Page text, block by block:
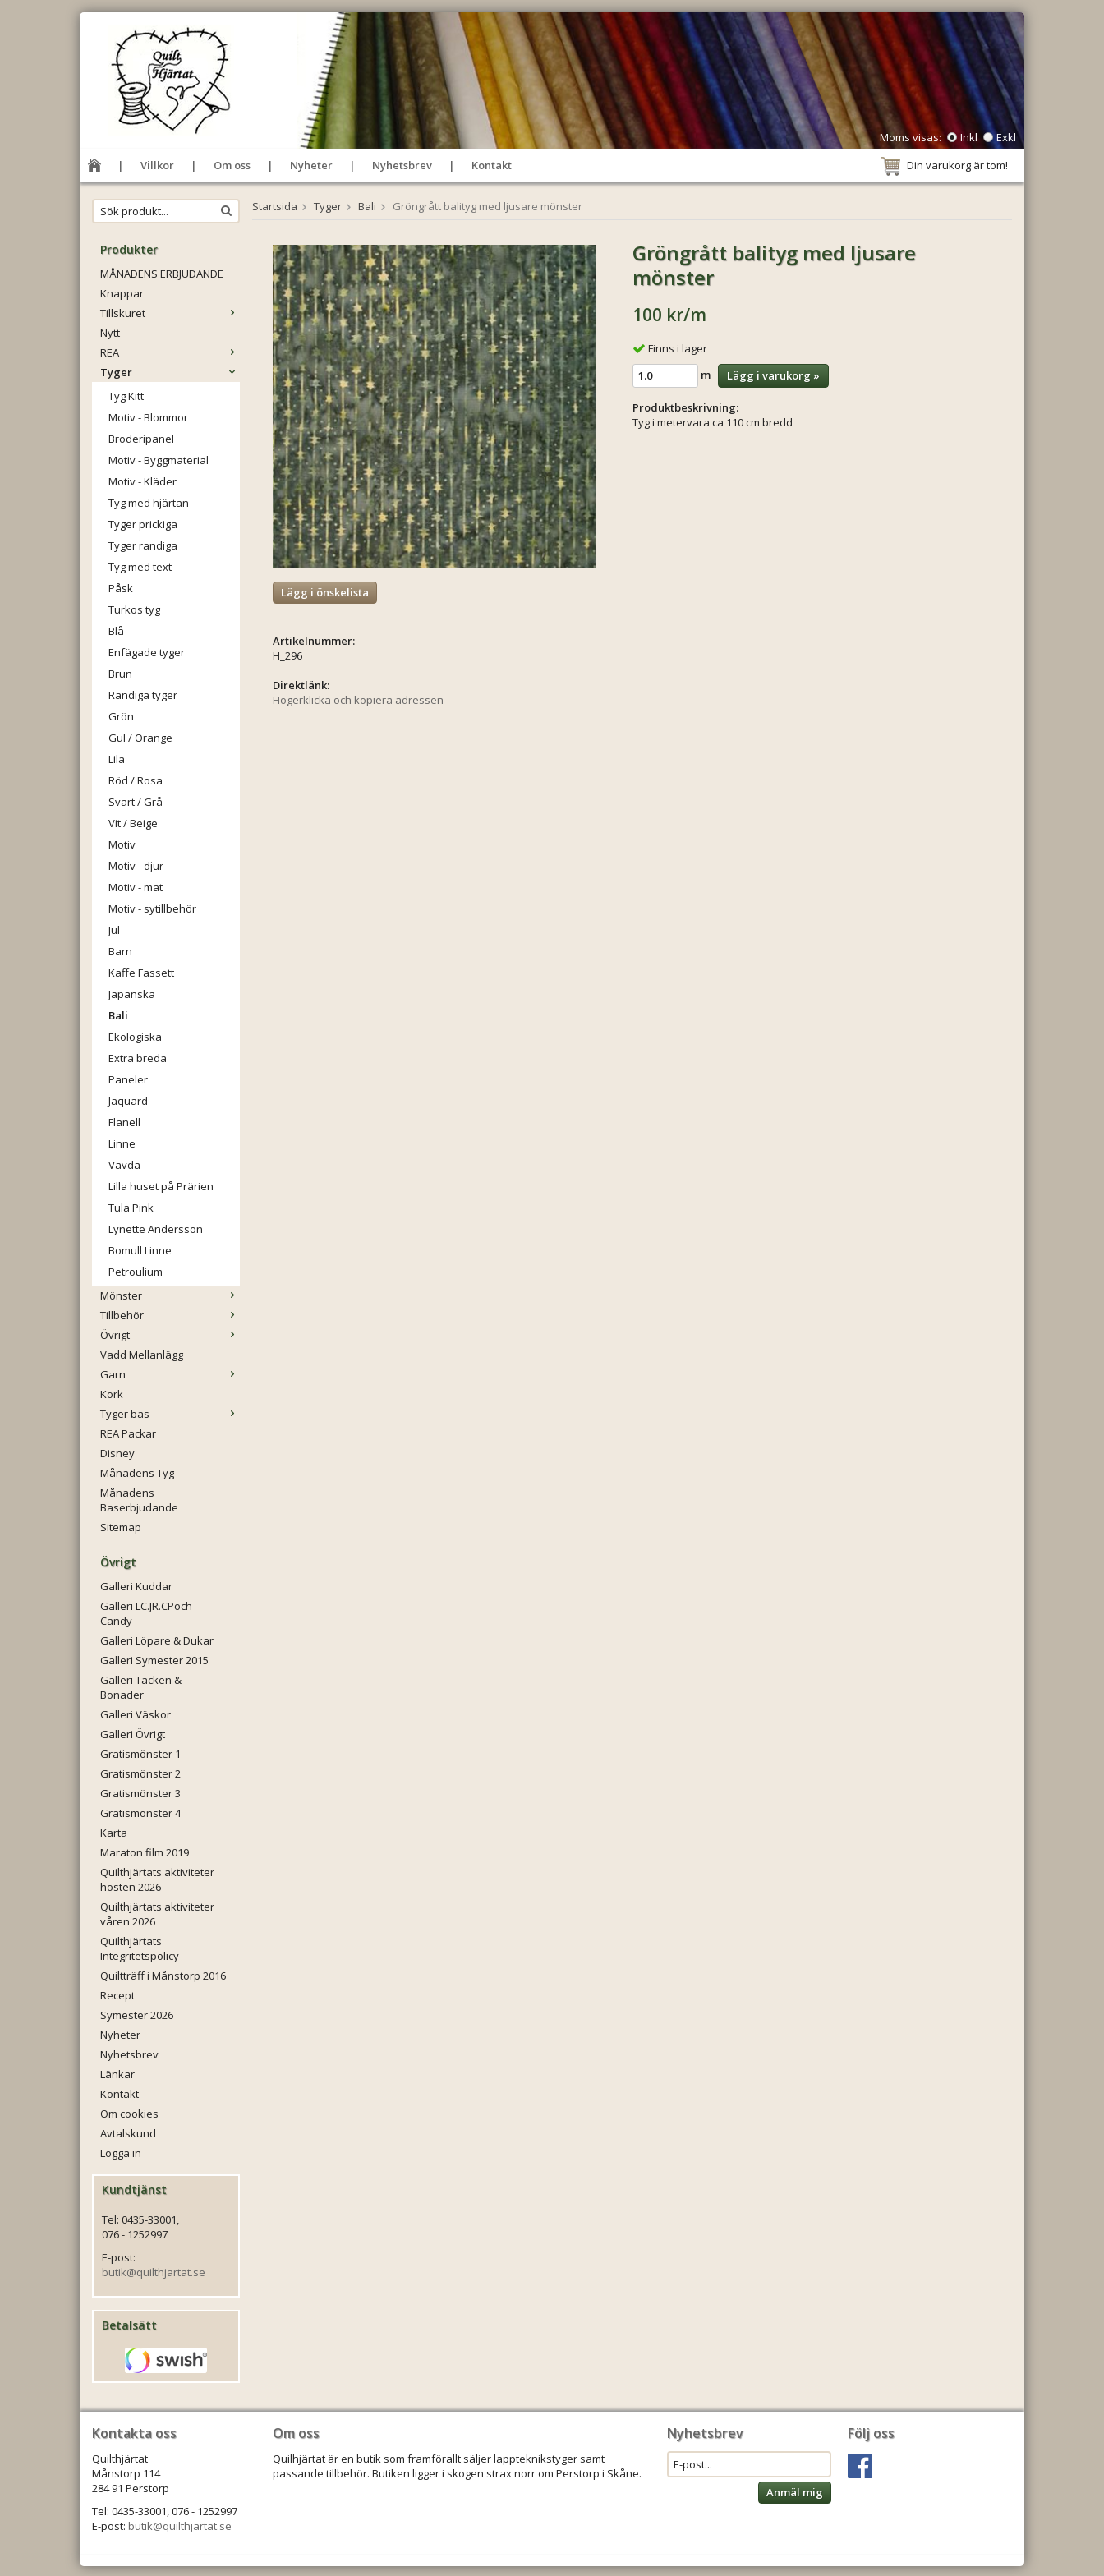
Moms visas: Inkl
Exkl
Villkor
Om oss Nyheter Nyhetsbrev Kontakt Din varukorg är tom!
Produkter
MÅNADENS ERBJUDANDE
Knappar
Tillskuret
Nytt
REA
Tyger
Tyg Kitt
Motiv - Blommor
Broderipanel
Motiv - Byggmaterial
Motiv - Kläder
Tyg med hjärtan
Tyger prickiga
Tyger randiga
Tyg med text
Påsk
Turkos tyg
Blå
Enfägade tyger
Brun
Randiga tyger
Grön
Gul / Orange
Lila
Röd / Rosa
Svart / Grå
Vit / Beige
Motiv
Motiv - djur
Motiv - mat
Motiv - sytillbehör
Jul
Barn
Kaffe Fassett
Japanska
Bali
Ekologiska
Extra breda
Paneler
Jaquard
Flanell
Linne
Vävda
Lilla huset på Prärien
Tula Pink
Lynette Andersson
Bomull Linne
Petroulium
Mönster
Tillbehör
Övrigt
Vadd Mellanlägg
Garn
Kork
Tyger bas
REA Packar
Disney
Månadens Tyg
Månadens
Baserbjudande
Sitemap
Övrigt
Galleri Kuddar
Galleri LC.JR.CPoch
Candy
Galleri Löpare & Dukar
Galleri Symester 2015
Galleri Täcken &
Bonader
Galleri Väskor
Galleri Övrigt
Gratismönster 1
Gratismönster 2
Gratismönster 3
Gratismönster 4
Karta
Maraton film 2019
Quilthjärtats aktiviteter
hösten 2026
Quilthjärtats aktiviteter
våren 2026
Quilthjärtats
Integritetspolicy
Quiltträff i Månstorp 2016
Recept
Symester 2026
Nyheter
Nyhetsbrev
Länkar
Kontakt
Om cookies
Avtalskund
Logga in
Kundtjänst
Tel: 0435-33001,
076 - 1252997
E-post:
butik@quilthjartat.se
Betalsätt
Startsida Tyger Bali Gröngrått balityg med ljusare mönster
Gröngrått balityg med ljusare
mönster
100 kr/m
Finns i lager
m
Lägg i varukorg »
Produktbeskrivning:
Tyg i metervara ca 110 cm bredd
Lägg i önskelista
Artikelnummer:
H_296
Direktlänk:
Högerklicka och kopiera adressen
Kontakta oss
Quilthjärtat
Månstorp 114
284 91 Perstorp
Tel: 0435-33001, 076 - 1252997
E-post: butik@quilthjartat.se
Följ oss
Nyhetsbrev
Anmäl mig
Om oss
Quilhjärtat är en butik som framförallt säljer lappteknikstyger samt
passande tillbehör. Butiken ligger i skogen strax norr om Perstorp i Skåne.